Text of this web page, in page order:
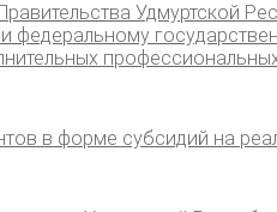
Удмуртской
федеральному
в форме субсидий на